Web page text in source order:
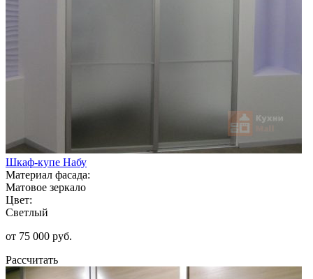
Шкаф-купе Набу
Материал фасада:
Матовое зеркало
Цвет:
Светлый
от 75 000 руб.
Рассчитать